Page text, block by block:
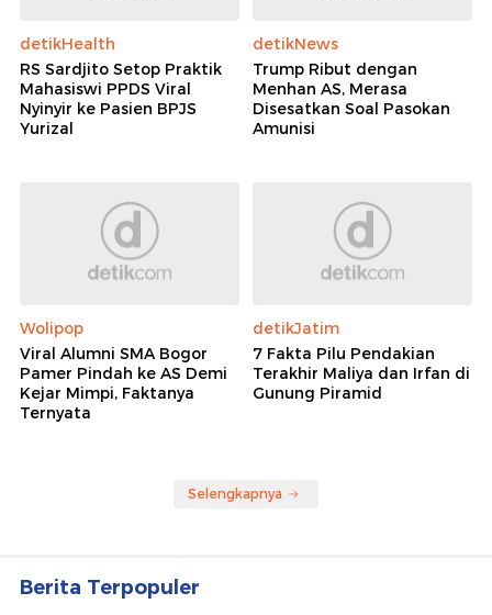
detikHealth
RS Sardjito Setop Praktik
Mahasiswi PPDS Viral
Nyinyir ke Pasien BPJS
Yurizal
detikNews
Trump Ribut dengan
Menhan AS, Merasa
Disesatkan Soal Pasokan
Amunisi
Wolipop
Viral Alumni SMA Bogor
Pamer Pindah ke AS Demi
Kejar Mimpi, Faktanya
Ternyata
detikJatim
7 Fakta Pilu Pendakian
Terakhir Maliya dan Irfan di
Gunung Piramid
Selengkapnya
Berita Terpopuler